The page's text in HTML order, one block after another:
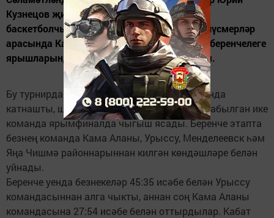
Кузнецов җитәкчелегендә шөгыльләнүче
баскетболчылар командасы 18 яшькәчә яшүсмерләр
арасында Кама Аланында үткән Татарстан беренчелеге
ярышларында бронза медальгә лаек булды.
Бу турнирда ике төркемгә бүленгән ун команда
катнашты, шулар арасыннан иң яхшы дип табылган ике
команда ярымфиналда чыгыш ясады. Беренче этапта
безнең команда Кама Аланы, Урыссу, Менделеевск һәм
Яңа Чишмә районнарыннан килгән көндәшләре белән
уйнады.
Беренче уенда безнекеләр 45:35 исәбе белән Урыссу
командасыннан алга чыкты, аннан соң Кама Аланы
командасына 27:54 исәбе белән оттырдылар. Кабат